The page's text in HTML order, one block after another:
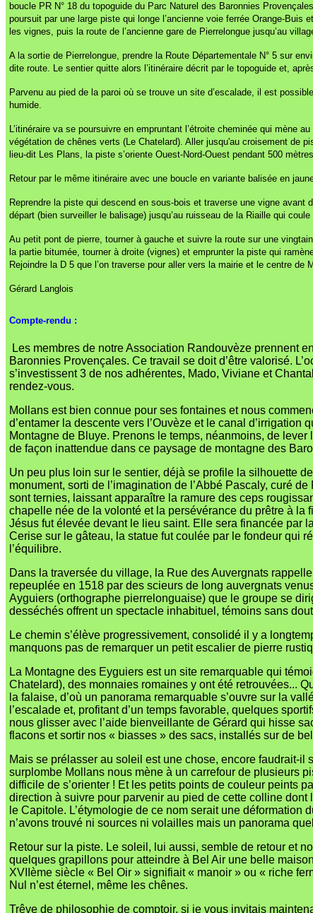
boucle PR N° 18 du topoguide du Parc Naturel des Baronnies
poursuit par une large piste qui longe l’ancienne voie ferrée Orange-
les vignes, puis la route de l’ancienne gare de Pierrelongue jusqu’au
A la sortie de Pierrelongue, prendre la Route Départementale N° 5 sur
dite route. Le sentier quitte alors l’itinéraire décrit par le topoguide et,
Parvenu au pied de la paroi où se trouve un site d’escalade, il est
humide.
L’itinéraire va se poursuivre en empruntant l’étroite cheminée qui mène
végétation de chênes verts (Le Chatelard). Aller jusqu'au croisement de
lieu-dit Les Plans, la piste s’oriente Ouest-Nord-Ouest pendant 500
Retour par le même itinéraire avec une boucle en variante balisée en
Reprendre la piste qui descend en sous-bois et traverse une vigne
départ (bien surveiller le balisage) jusqu’au ruisseau de la Riaille qui
Au petit pont de pierre, tourner à gauche et suivre la route sur une
la partie bitumée, tourner à droite (vignes) et emprunter la piste qui
Rejoindre la D 5 que l’on traverse pour aller vers la mairie et le centre de
Gérard Langlois
Compte-rendu :
Les membres de notre Association Randouvèze prennent
Baronnies Provençales. Ce travail se doit d’être valorisé.
s’investissent 3 de nos adhérentes, Mado, Viviane et
rendez-vous.
Mollans est bien connue pour ses fontaines et nous
d’entamer la descente vers l’Ouvèze et le canal
Montagne de Bluye. Prenons le temps, néanmoins, de
de façon inattendue dans ce paysage de montagne des
Un peu plus loin sur le sentier, déjà se profile la silhouette
monument, sorti de l’imagination de l’Abbé Pascaly, curé
sont ternies, laissant apparaître la ramure des ceps
chapelle née de la volonté et la persévérance du prêtre à la
Jésus fut élevée devant le lieu saint. Elle sera financée par
Cerise sur le gâteau, la statue fut coulée par le fondeur qui
l’équilibre.
Dans la traversée du village, la Rue des Auvergnats
repeuplée en 1518 par des scieurs de long auvergnats
Ayguiers (orthographe pierrelonguaise) que le groupe se
desséchés offrent un spectacle inhabituel, témoins sans
Le chemin s’élève progressivement, consolidé il y a
manquons pas de remarquer un petit escalier de pierre
La Montagne des Eyguiers est un site remarquable qui
Chatelard), des monnaies romaines y ont été retrouvées...
la falaise, d’où un panorama remarquable s’ouvre sur la
l’escalade et, profitant d’un temps favorable, quelques
nous glisser avec l’aide bienveillante de Gérard qui hisse
flacons et sortir nos « biasses » des sacs, installés sur de
Mais se prélasser au soleil est une chose, encore faudrait-il
surplombe Mollans nous mène à un carrefour de plusieurs
difficile de s’orienter ! Et les petits points de couleur peints
direction à suivre pour parvenir au pied de cette colline dont
le Capitole. L’étymologie de ce nom serait une déformation
n’avons trouvé ni sources ni volailles mais un panorama
Retour sur la piste. Le soleil, lui aussi, semble de retour et
quelques grapillons pour atteindre à Bel Air une belle
XVIIème siècle « Bel Oir » signifiait « manoir » ou « riche
Nul n’est éternel, même les chênes.
Trêve de philosophie de comptoir, si je vous invitais